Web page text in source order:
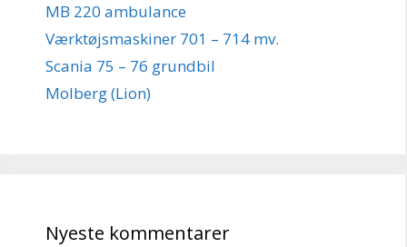
MB 220 ambulance
Værktøjsmaskiner 701 – 714 mv.
Scania 75 – 76 grundbil
Molberg (Lion)
Nyeste kommentarer